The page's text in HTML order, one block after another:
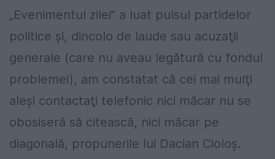
„Evenimentul zilei” a luat pulsul partidelor
politice şi, dincolo de laude sau acuzaţii
generale (care nu aveau legătură cu fondul
problemei), am constatat că cei mai mulţi
aleşi contactaţi telefonic nici măcar nu se
obosiseră să citească, nici măcar pe
diagonală, propunerile lui Dacian Cioloş.